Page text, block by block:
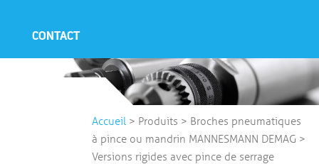
CONTACT
Accueil > Produits > Broches pneumatiques
à pince ou mandrin MANNESMANN DEMAG >
Versions rigides avec pince de serrage